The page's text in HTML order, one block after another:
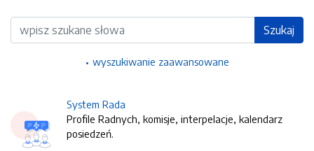
Wyszukiwarka Szukaj
wyszukiwanie zaawansowane
System Rada
Profile Radnych, komisje, interpelacje, kalendarz
posiedzeń.